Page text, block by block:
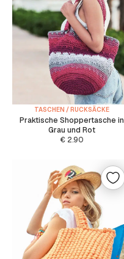
TASCHEN / RUCKSÄCKE
Praktische Shoppertasche in
Grau und Rot
€ 2.90